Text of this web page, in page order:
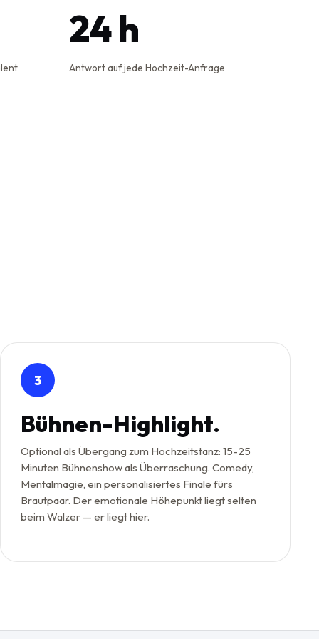
24 h
Antwort auf jede Hochzeit-Anfrage
3
Bühnen-Highlight.
Optional als Übergang zum Hochzeitstanz: 15-25
Minuten Bühnenshow als Überraschung. Comedy,
Mentalmagie, ein personalisiertes Finale fürs
Brautpaar. Der emotionale Höhepunkt liegt selten
beim Walzer — er liegt hier.